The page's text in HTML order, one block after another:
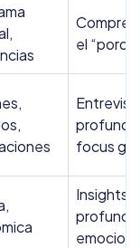
el
focus
Insights